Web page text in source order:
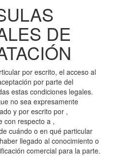
DE
por escrito, el acceso al
por parte del
estas condiciones legales.
no sea expresamente
y por escrito por ,
con respecto a ,
cuándo o en qué particular
llegado al conocimiento o
comercial para la parte.